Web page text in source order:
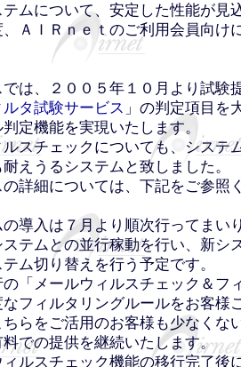
テムについて、安定した性能が見
ＡＩＲｎｅｔのご利用会員向け
は、２００５年１０月より試験
タ試験サービス 」の判定項目を
定機能を実現いたします。
ルスチェックについても、システ
えうるシステムと致しました。
詳細については、下記をご参照
導入は７月より順次行ってまい
テムとの並行稼動を行い、新シ
ム切り替えを行う予定です。
「メールウィルスチェック＆フ
フィルタリングルールをお客様
らをご活用のお客様も少なくな
での提供を継続いたします。
ルスチェック機能の移行完了後